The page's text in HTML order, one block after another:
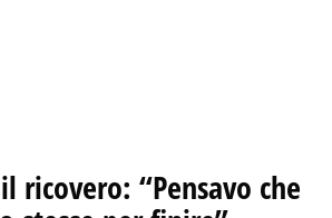
ricovero: “Pensavo che